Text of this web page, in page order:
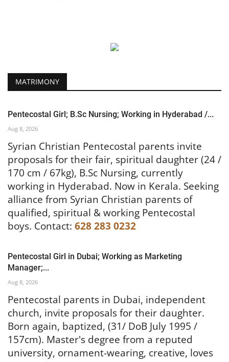
MATRIMONY
Pentecostal Girl; B.Sc Nursing; Working in Hyderabad /...
Aug 8, 2026
Syrian Christian Pentecostal parents invite
proposals for their fair, spiritual daughter (24 /
170 cm / 67kg), B.Sc Nursing, currently
working in Hyderabad. Now in Kerala. Seeking
alliance from Syrian Christian parents of
qualified, spiritual & working Pentecostal
boys. Contact: 628 283 0232
Pentecostal Girl in Dubai; Working as Marketing
Manager;...
Aug 8, 2026
Pentecostal parents in Dubai, independent
church, invite proposals for their daughter.
Born again, baptized, (31/ DoB July 1995 /
157cm). Master's degree from a reputed
university, ornament-wearing, creative, loves